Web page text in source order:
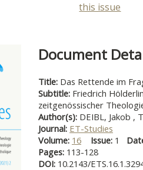
this issue
Document
Title: Das Rettende im
Subtitle: Friedrich
zeitgenössischer
Author(s): DEIBL, Jakob ,
Journal: ET-Studies
Volume: 16 Issue: 1
Pages: 113-128
DOI: 10.2143/